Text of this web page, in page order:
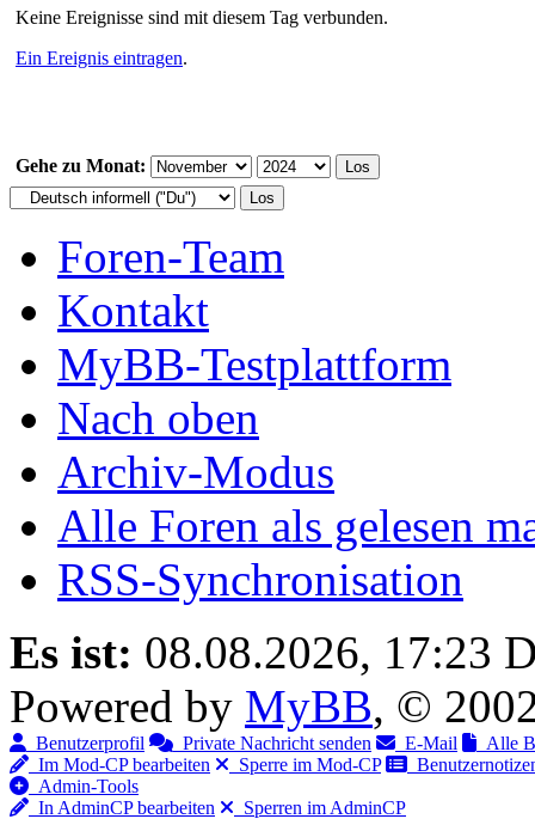
Keine Ereignisse sind mit diesem Tag verbunden.
Ein Ereignis eintragen.
Gehe zu Monat:
Foren-Team
Kontakt
MyBB-Testplattform
Nach oben
Archiv-Modus
Alle Foren als gelesen
RSS-Synchronisation
Es ist: 08.08.2026, 17:23
Powered by MyBB, ©
Benutzerprofil Private Nachricht senden E-Mail
Alle
Im Mod-CP bearbeiten
Sperre im Mod-CP
Admin-Tools
In AdminCP bearbeiten
Sperren im AdminCP